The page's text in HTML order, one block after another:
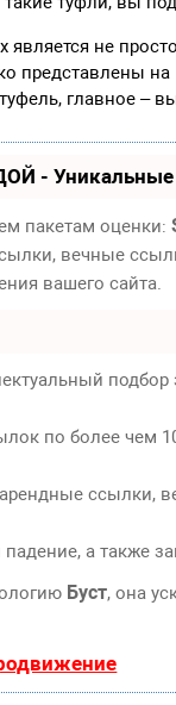
не
представлены
главное –
- Уникальные
пакетам оценки:
вечные
вашего сайта.
по более чем
ссылки,
а также
Буст, она